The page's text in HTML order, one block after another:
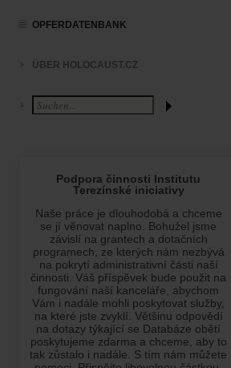
OPFERDATENBANK
ÜBER HOLOCAUST.CZ